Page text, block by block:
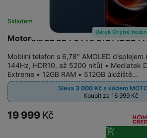
Motorola EDGE 70 Pro 512+12GB
Skladem
Dárek Chytré
Mobilní telefon s 6,78" AMOLED displejem
144Hz, HDR10, až 5200 nitů) • Mediatek
Extreme • 12GB RAM • 512GB úložiště…
Sleva 3 000Kč s kódem
Koupit za 16 999 Kč
19 999 Kč